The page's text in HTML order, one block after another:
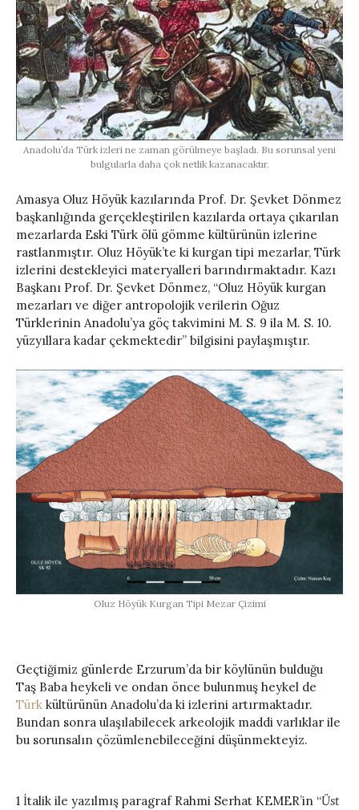
Anadolu’da Türk izleri ne zaman görülmeye başladı. Bu sorunsal yeni
bulgularla daha çok netlik kazanacaktır.
Amasya Oluz Höyük kazılarında Prof. Dr. Şevket Dönmez
başkanlığında gerçekleştirilen kazılarda ortaya çıkarılan
mezarlarda Eski Türk ölü gömme kültürünün izlerine
rastlanmıştır. Oluz Höyük’te ki kurgan tipi mezarlar, Türk
izlerini destekleyici materyalleri barındırmaktadır. Kazı
Başkanı Prof. Dr. Şevket Dönmez, “Oluz Höyük kurgan
mezarları ve diğer antropolojik verilerin Oğuz
Türklerinin Anadolu’ya göç takvimini M. S. 9 ila M. S. 10.
yüzyıllara kadar çekmektedir” bilgisini paylaşmıştır.
Oluz Höyük Kurgan Tipi Mezar Çizimi
Geçtiğimiz günlerde Erzurum’da bir köylünün bulduğu
Taş Baba heykeli ve ondan önce bulunmuş heykel de
Türk kültürünün Anadolu’da ki izlerini artırmaktadır.
Bundan sonra ulaşılabilecek arkeolojik maddi varlıklar ile
bu sorunsalın çözümlenebileceğini düşünmekteyiz.
1 İtalik ile yazılmış paragraf Rahmi Serhat KEMER’in “Üst